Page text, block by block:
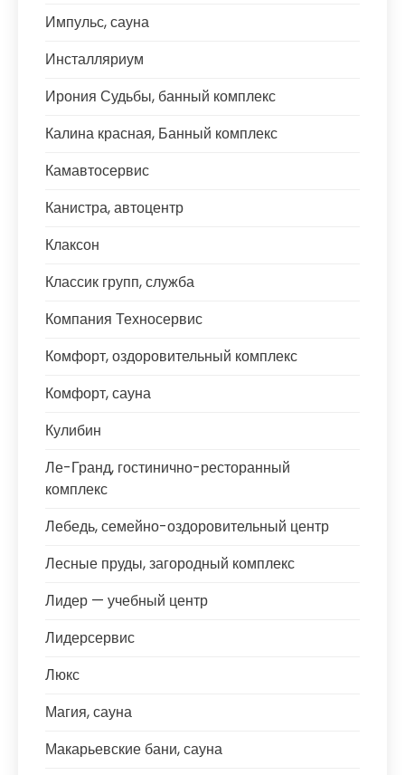
Импульс, сауна
Инсталляриум
Ирония Судьбы, банный комплекс
Калина красная, Банный комплекс
Камавтосервис
Канистра, автоцентр
Клаксон
Классик групп, служба
Компания Техносервис
Комфорт, оздоровительный комплекс
Комфорт, сауна
Кулибин
Ле-Гранд, гостинично-ресторанный
комплекс
Лебедь, семейно-оздоровительный центр
Лесные пруды, загородный комплекс
Лидер — учебный центр
Лидерсервис
Люкс
Магия, сауна
Макарьевские бани, сауна